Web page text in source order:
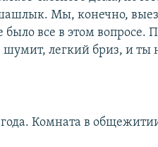
Мы, конечно,
все в этом вопросе.
шумит, легкий бриз, и ты
Комната в